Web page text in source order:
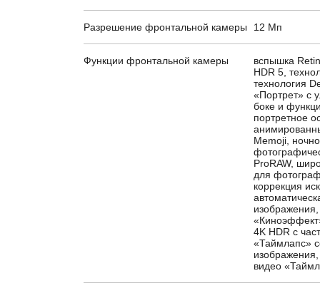
Разрешение фронтальной камеры 12 Мп
Функции фронтальной камеры
вспышка
HDR 5,
технология
«Портрет» с
боке и
портретное
Memoji,
ProRAW,
для
коррекция
4K HDR с
«Таймлапс»
видео